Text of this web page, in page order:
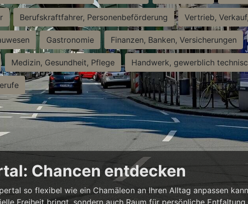
Berufskraftfahrer, Personenbeförderung Vertrieb,
Gastronomie Finanzen, Banken, Versicherungen
Medizin, Gesundheit, Pflege Handwerk, gewerblich
Chancen entdecken
so flexibel wie ein Chamäleon an Ihren Alltag anpassen